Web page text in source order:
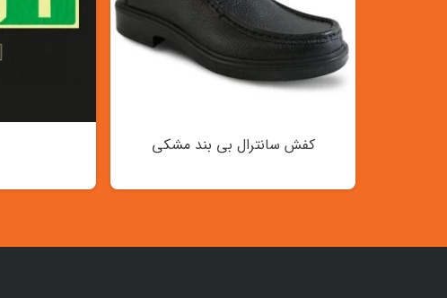
کفش سانترال بی بند مشکی